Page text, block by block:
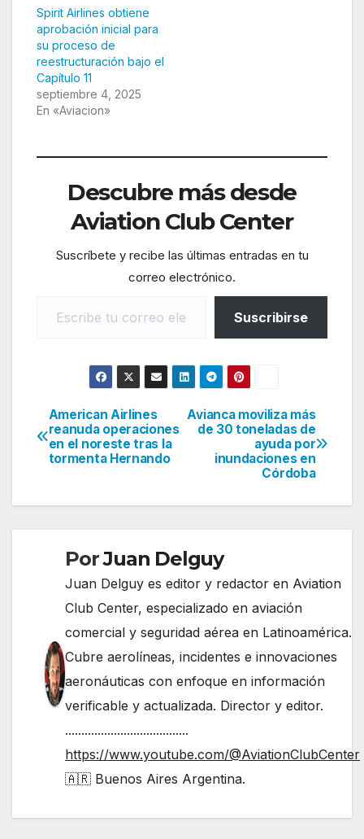
Spirit Airlines obtiene
aprobación inicial para
su proceso de
reestructuración bajo el
Capítulo 11
septiembre 4, 2025
En «Aviacion»
Descubre más desde
Aviation Club Center
Suscríbete y recibe las últimas entradas en tu
correo electrónico.
Suscribirse
Navegación
de
Avianca moviliza más
de 30 toneladas de
ayuda por
inundaciones en
Córdoba
American Airlines
reanuda operaciones
en el noreste tras la
tormenta Hernando
PorJuan Delguy
Juan Delguy es editor y redactor en Aviation
Club Center, especializado en aviación
comercial y seguridad aérea en Latinoamérica.
Cubre aerolíneas, incidentes e innovaciones
aeronáuticas con enfoque en información
verificable y actualizada. Director y editor.
......................................
https://www.youtube.com/@AviationClubCenter
🇦🇷 Buenos Aires Argentina.